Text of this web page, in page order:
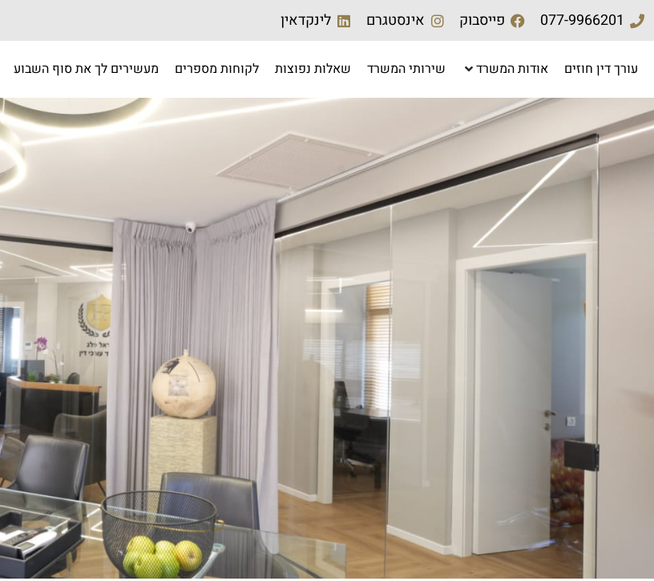
077-9966201 פייסבוק אינסטגרם לינקדאין
עורך דין חוזים אודות המשרד שירותי המשרד שאלות נפוצות לקוחות מספרים מעשירים לך את סוף השבוע